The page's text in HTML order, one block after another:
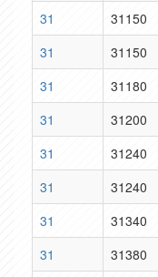
31
31150
31
31150
31
31180
31
31200
31
31240
31
31240
31
31340
31
31380